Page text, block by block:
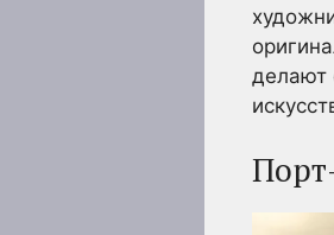
делают